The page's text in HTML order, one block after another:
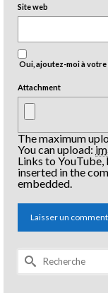
Site web
Oui, ajoutez-moi à
Attachment
The maximum
You can upload:
Links to
inserted in the
embedded.
Rechercher :